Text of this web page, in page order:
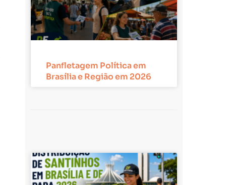
Panfletagem Política em
Brasília e Região em 2026